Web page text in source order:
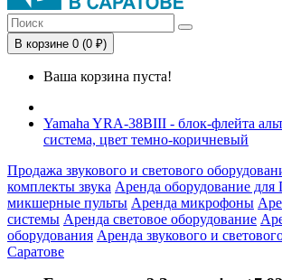
В корзине 0 (0 ₽)
Ваша корзина пуста!
Yamaha YRA-38BIII - блок-флейта
система, цвет темно-коричневый
Продажа звукового и светового
комплекты звука Аренда оборудование для
микшерные пульты Аренда микрофоны
системы Аренда световое оборудование
оборудования Аренда звукового и
Саратове